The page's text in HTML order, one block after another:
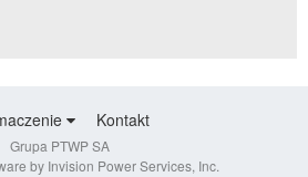
Kontakt
Grupa PTWP SA
by Invision Power Services, Inc.